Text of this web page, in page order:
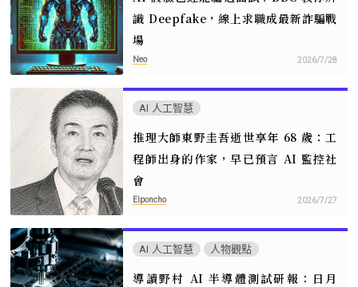
識 Deepfake，線上求職成最新詐騙戰
場
Neo 2026/7/28
AI 人工智慧
推理大師東野圭吾逝世享年 68 歲：工
程師出身的作家，早已預言 AI 監控社
會
Elponcho 2026/7/27
AI 人工智慧 人物觀點
導讀野村 AI 半導體測試研報：日月